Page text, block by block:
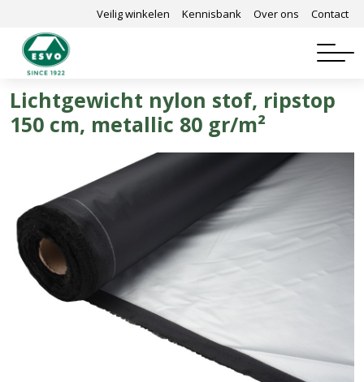
Veilig winkelen Kennisbank Over ons Contact
Lichtgewicht nylon stof, ripstop
150 cm, metallic 80 gr/m²